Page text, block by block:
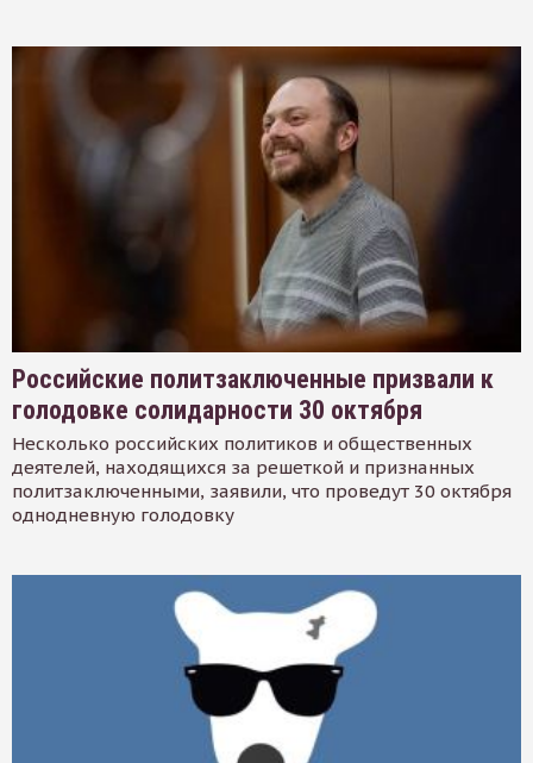
Российские политзаключенные призвали к
голодовке солидарности 30 октября
Несколько российских политиков и общественных
деятелей, находящихся за решеткой и признанных
политзаключенными, заявили, что проведут 30 октября
однодневную голодовку